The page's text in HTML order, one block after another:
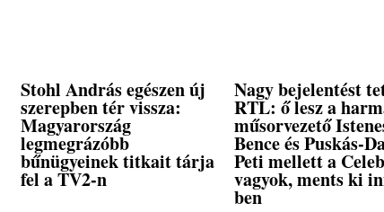
Stohl András egészen új
szerepben tér vissza:
Magyarország
legmegrázóbb
bűnügyeinek titkait tárja
fel a TV2-n
Nagy bejelentést
RTL: ő lesz a
műsorvezető
Bence és Puskás-
Peti mellett a Celeb
vagyok, ments ki
ben